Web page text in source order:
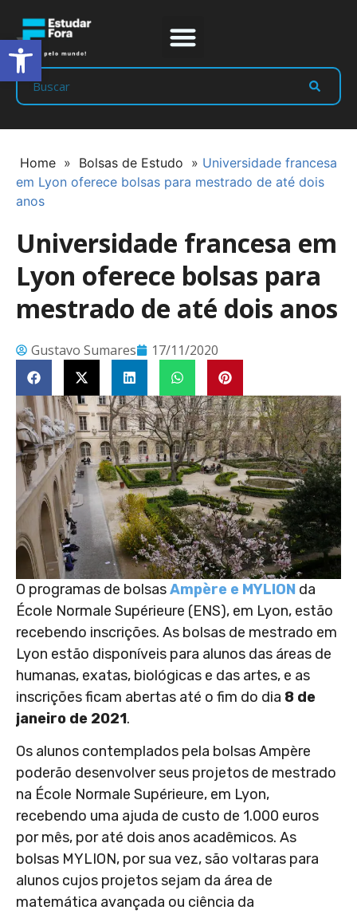
Home » Bolsas de Estudo » Universidade francesa
em Lyon oferece bolsas para mestrado de até dois
anos
Universidade francesa em
Lyon oferece bolsas para
mestrado de até dois anos
Gustavo Sumares 17/11/2020
O programas de bolsasAmpère e MYLION da
École Normale Supérieure (ENS), em Lyon, estão
recebendo inscrições. As bolsas de mestrado em
Lyon estão disponíveis para alunos das áreas de
humanas, exatas, biológicas e das artes, e as
inscrições ficam abertas até o fim do dia 8 de
janeiro de 2021.
Os alunos contemplados pela bolsas Ampère
poderão desenvolver seus projetos de mestrado
na École Normale Supérieure, em Lyon,
recebendo uma ajuda de custo de 1.000 euros
por mês, por até dois anos acadêmicos. As
bolsas MYLION, por sua vez, são voltaras para
alunos cujos projetos sejam da área de
matemática avançada ou ciência da
Abrir a barra de ferramentas